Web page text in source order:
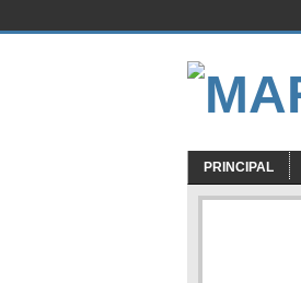
PRINCIPAL